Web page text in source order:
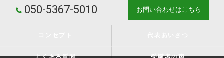
050-5367-5010 お問い合わせはこちら
よくある質問 受講者の声